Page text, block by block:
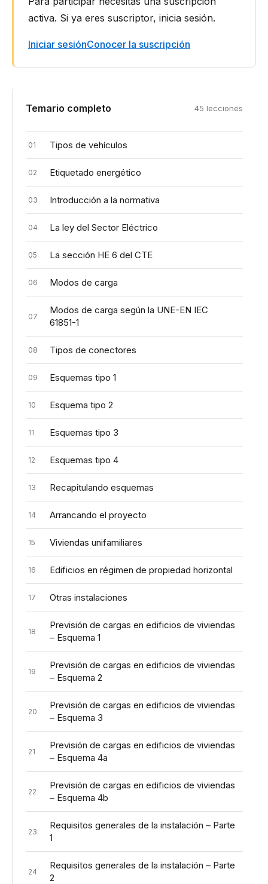
lectores
activa. Si ya eres suscriptor, inicia sesión.
Iniciar sesiónConocer la suscripción
Temario completo 45 lecciones
01 Tipos de vehículos
02 Etiquetado energético
03 Introducción a la normativa
04 La ley del Sector Eléctrico
05 La sección HE 6 del CTE
06 Modos de carga
07
Modos de carga según la UNE-EN IEC
61851-1
08 Tipos de conectores
09 Esquemas tipo 1
10 Esquema tipo 2
11 Esquemas tipo 3
12 Esquemas tipo 4
13 Recapitulando esquemas
14 Arrancando el proyecto
15 Viviendas unifamiliares
16 Edificios en régimen de propiedad horizontal
17 Otras instalaciones
18
Previsión de cargas en edificios de viviendas
– Esquema 1
19
Previsión de cargas en edificios de viviendas
– Esquema 2
20
Previsión de cargas en edificios de viviendas
– Esquema 3
21
Previsión de cargas en edificios de viviendas
– Esquema 4a
22
Previsión de cargas en edificios de viviendas
– Esquema 4b
23
Requisitos generales de la instalación – Parte
1
24
Requisitos generales de la instalación – Parte
2